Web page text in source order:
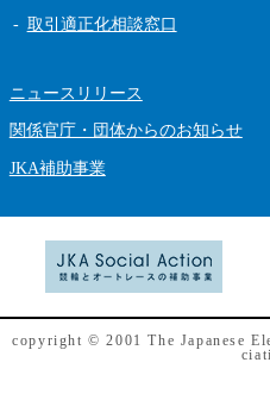
取引適正化相談窓口
ニュースリリース
関係官庁・団体からのお知らせ
JKA補助事業
copyright © 2001 The Japanese